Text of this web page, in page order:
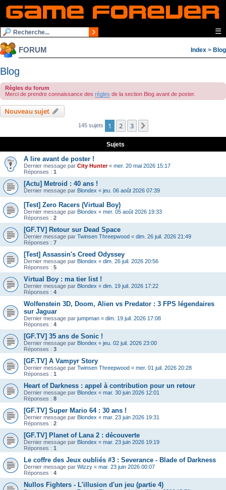
☰
FORUM Index > Blog
Blog
Règles du forum
Merci de prendre connaissance des règles de la section Blog avant de poster.
Nouveau sujet
145 sujets 1 2 3
Sujets
A lire avant de poster !
Dernier message par City Hunter« mer. 20 mai 2026 15:17
Réponses : 1
[Actu] Metroid : 40 ans !
Dernier message par Blondex « jeu. 06 août 2026 07:39
[Test] Zero Racers (Virtual Boy)
Dernier message par Blondex « mer. 05 août 2026 19:33
Réponses : 2
[GF.TV] Retour sur Dead Space
Dernier message par Twinsen Threepwood « dim. 26 juil. 2026 21:49
Réponses : 7
[Test] Assassin's Creed Odyssey
Dernier message par Blondex « dim. 26 juil. 2026 20:56
Réponses : 5
Virtual Boy : ma tier list !
Dernier message par Blondex « dim. 19 juil. 2026 17:22
Réponses : 4
Wolfenstein 3D, Doom, Alien vs Predator : 3 FPS légendaires
sur Jaguar
Dernier message par jumpman « dim. 19 juil. 2026 17:08
Réponses : 4
[GF.TV] 35 ans de Sonic !
Dernier message par Blondex « jeu. 02 juil. 2026 23:00
Réponses : 3
[GF.TV] A Vampyr Story
Dernier message par Twinsen Threepwood « mer. 01 juil. 2026 20:28
Réponses : 1
Heart of Darkness : appel à contribution pour un retour
Dernier message par Blondex « mar. 30 juin 2026 12:01
Réponses : 8
[GF.TV] Super Mario 64 : 30 ans !
Dernier message par Blondex « mar. 23 juin 2026 19:31
Réponses : 2
[GF.TV] Planet of Lana 2 : découverte
Dernier message par Blondex « mar. 23 juin 2026 19:19
Réponses : 1
Le coffre des Jeux oubliés #3 : Severance - Blade of Darkness
Dernier message par Wizzy « mar. 23 juin 2026 00:07
Réponses : 4
Nullos Fighters - L'illusion d'un jeu (partie 4)